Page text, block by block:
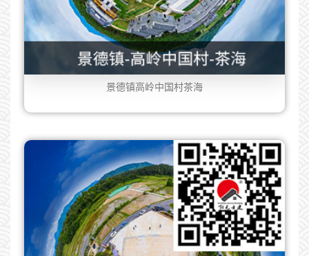
景德镇高岭中国村茶海